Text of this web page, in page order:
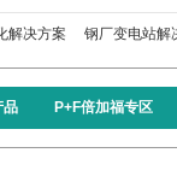
解决方案 钢厂变电站解
品 P+F倍加福专区